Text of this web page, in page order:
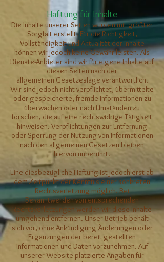
Haftung für Inhalte
Die Inhalte unserer Seiten wurden mit größter
Sorgfalt erstellt. Für die Richtigkeit,
Vollständigkeit und Aktualität der Inhalte
können wir jedoch keine Gewähr leisten. Als
Dienste-Anbieter sind wir für eigene Inhalte auf
diesen Seiten nach der
allgemeinen Gesetzeslage verantwortlich.
Wir sind jedoch nicht verpflichtet, übermittelte
oder gespeicherte, fremde Informationen zu
überwachen oder nach Umständen zu
forschen, die auf eine rechtswidrige Tätigkeit
hinweisen. Verpflichtungen zur Entfernung
oder Sperrung der Nutzung von Informationen
nach den allgemeinen Gesetzen bleiben
hiervon unberührt.
Eine diesbezügliche Haftung ist jedoch erst ab
dem Zeitpunkt der Kenntnis einer konkreten
Rechtsverletzung möglich. Bei
Bekanntwerden von entsprechenden
Rechtsverletzungen werden wir diese Inhalte
umgehend entfernen. Unser Betrieb behält
sich vor, ohne Ankündigung Änderungen oder
Ergänzungen der bereit gestellten
Informationen und Daten vorzunehmen. Auf
unserer Website platzierte Angaben für